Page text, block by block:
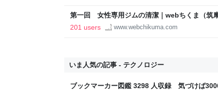
第一回 女性専用ジムの清潔｜webちくま（筑
201 users
www.webchikuma.com
いま人気の記事 - テクノロジー
ブックマーカー図鑑 3298 人収録 気づけば